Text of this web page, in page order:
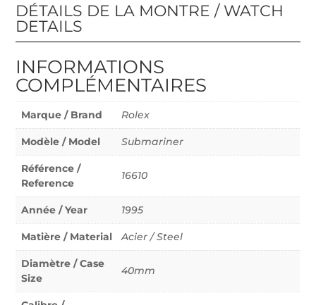
DÉTAILS DE LA MONTRE / WATCH
DETAILS
INFORMATIONS
COMPLÉMENTAIRES
Marque / Brand Rolex
Modèle / Model Submariner
Référence /
Reference
16610
Année / Year 1995
Matière / Material Acier / Steel
Diamètre / Case
Size
40mm